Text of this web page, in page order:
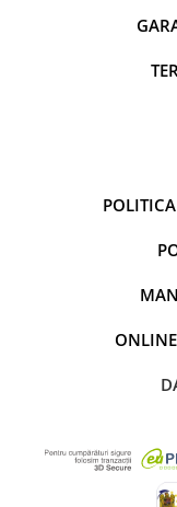
Conectică BMW
Conectică Renault